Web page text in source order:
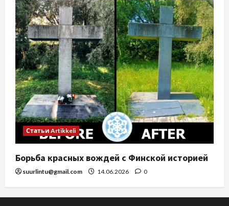
Статьи Artikkeli
Борьба красных вождей с Финской историей
suurlintu@gmail.com 14.06.2026 0